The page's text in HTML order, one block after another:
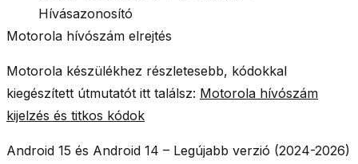
Hívásazonosító
Motorola hívószám elrejtés
Motorola készülékhez részletesebb, kódokkal
kiegészített útmutatót itt találsz: Motorola hívószám
kijelzés és titkos kódok
Android 15 és Android 14 – Legújabb verzió (2024-2026)